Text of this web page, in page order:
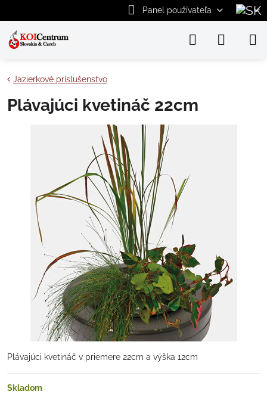
Panel používateľa
Jazierkové príslušenstvo
Plávajúci kvetináč 22cm
Plávajúci kvetináč v priemere 22cm a výška 12cm
Skladom